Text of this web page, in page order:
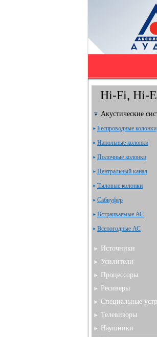
Hi-Fi, Hi-
Акустические
Беспроводные колонки
Напольные колонки
Полочные колонки
Центральный канал
Тыловые колонки
Сабвуфер
Встраиваемые АС
Всепогодные АС
Источники
Усилители
Процессоры
Ресиверы
Специальные
Телевизоры
Наушники